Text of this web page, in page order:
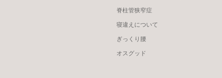
脊柱管狭窄症
寝違えについて
ぎっくり腰
オスグッド